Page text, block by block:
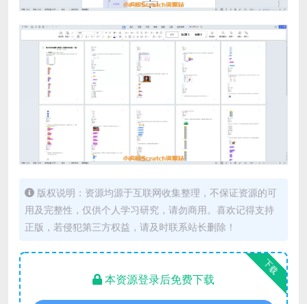
版权说明：资源均源于互联网收集整理，不保证资源的可
用及完整性，仅供个人学习研究，请勿商用。喜欢记得支持
正版，若侵犯第三方权益，请及时联系站长删除！
下载
本资源登录后免费下载